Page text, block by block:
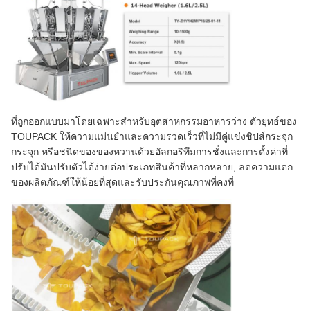
ที่ถูกออกแบบมาโดยเฉพาะสําหรับอุตสาหกรรมอาหารว่าง ตัวยุทธ์ของ
TOUPACK ให้ความแม่นยําและความรวดเร็วที่ไม่มีคู่แข่งชิปส์กระจุก
กระจุก หรือชนิดของของหวานด้วยอัลกอริทึมการชั่งและการตั้งค่าที่
ปรับได้มันปรับตัวได้ง่ายต่อประเภทสินค้าที่หลากหลาย, ลดความแตก
ของผลิตภัณฑ์ให้น้อยที่สุดและรับประกันคุณภาพที่คงที่